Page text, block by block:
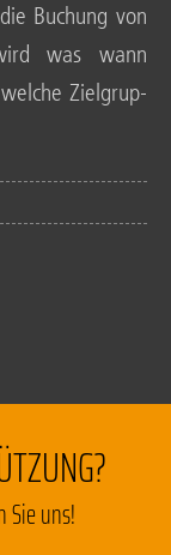
Buchung von
was wann
Ziel­grup­
Sie uns!